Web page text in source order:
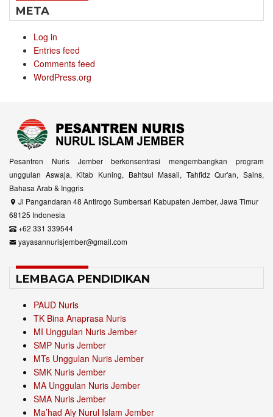
META
Log in
Entries feed
Comments feed
WordPress.org
Pesantren Nuris Jember berkonsentrasi mengembangkan program
unggulan Aswaja, Kitab Kuning, Bahtsul Masail, Tahfidz Qur'an, Sains,
Bahasa Arab & Inggris
Jl Pangandaran 48 Antirogo Sumbersari Kabupaten Jember, Jawa Timur
68125 Indonesia
+62 331 339544
yayasannurisjember@gmail.com
LEMBAGA PENDIDIKAN
PAUD Nuris
TK Bina Anaprasa Nuris
MI Unggulan Nuris Jember
SMP Nuris Jember
MTs Unggulan Nuris Jember
SMK Nuris Jember
MA Unggulan Nuris Jember
SMA Nuris Jember
Ma’had Aly Nurul Islam Jember